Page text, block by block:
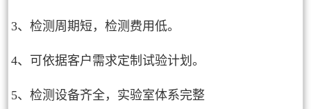
3、检测周期短，检测费用低。
4、可依据客户需求定制试验计划。
5、检测设备齐全，实验室体系完整